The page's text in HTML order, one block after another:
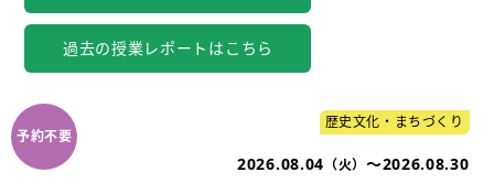
過去の授業レポートはこちら
歴史文化・まちづくり
2026.08.04 （火） ～2026.08.30